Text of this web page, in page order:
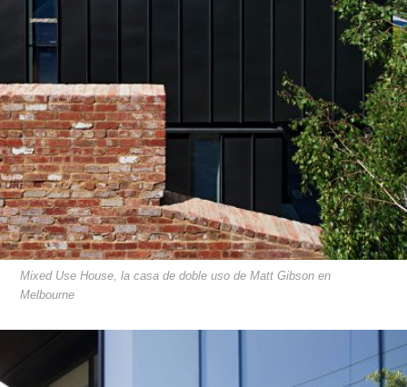
Mixed Use House, la casa de doble uso de Matt Gibson en
Melbourne